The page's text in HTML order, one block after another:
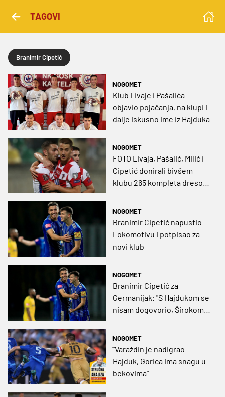
TAGOVI
Branimir Cipetić
NOGOMET
Klub Livaje i Pašalića
objavio pojačanja, na klupi i
dalje iskusno ime iz Hajduka
NOGOMET
FOTO Livaja, Pašalić, Milić i
Cipetić donirali bivšem
klubu 265 kompleta dresova
NOGOMET
Branimir Cipetić napustio
Lokomotivu i potpisao za
novi klub
NOGOMET
Branimir Cipetić za
Germanijak: "S Hajdukom se
nisam dogovorio, Širokom
utakmice s Dinamom su sve
samo ne prijateljske“
NOGOMET
"Varaždin je nadigrao
Hajduk, Gorica ima snagu u
bekovima"